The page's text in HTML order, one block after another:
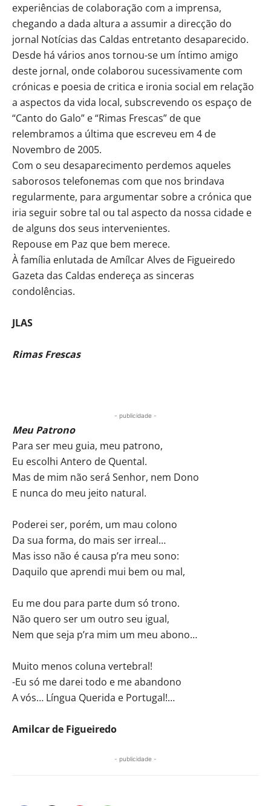
experiências de colaboração com a imprensa,
chegando a dada altura a assumir a direcção do
jornal Notícias das Caldas entretanto desaparecido.
Desde há vários anos tornou-se um íntimo amigo
deste jornal, onde colaborou sucessivamente com
crónicas e poesia de critica e ironia social em relação
a aspectos da vida local, subscrevendo os espaço de
“Canto do Galo” e “Rimas Frescas” de que
relembramos a última que escreveu em 4 de
Novembro de 2005.
Com o seu desaparecimento perdemos aqueles
saborosos telefonemas com que nos brindava
regularmente, para argumentar sobre a crónica que
iria seguir sobre tal ou tal aspecto da nossa cidade e
de alguns dos seus intervenientes.
Repouse em Paz que bem merece.
À família enlutada de Amílcar Alves de Figueiredo
Gazeta das Caldas endereça as sinceras
condolências.
JLAS
Rimas Frescas
- publicidade -
Meu Patrono
Para ser meu guia, meu patrono,
Eu escolhi Antero de Quental.
Mas de mim não será Senhor, nem Dono
E nunca do meu jeito natural.
Poderei ser, porém, um mau colono
Da sua forma, do mais ser irreal…
Mas isso não é causa p’ra meu sono:
Daquilo que aprendi mui bem ou mal,
Eu me dou para parte dum só trono.
Não quero ser um outro seu igual,
Nem que seja p’ra mim um meu abono…
Muito menos coluna vertebral!
-Eu só me darei todo e me abandono
A vós… Língua Querida e Portugal!…
Amilcar de Figueiredo
- publicidade -